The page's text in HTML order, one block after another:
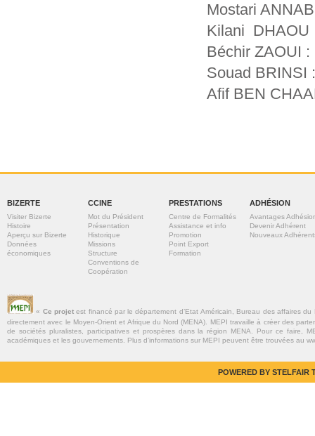
Mostari
Kilani DHAOU
Béchir ZAOUI :
Souad BRINSI
Afif BEN
BIZERTE
Visiter Bizerte
Histoire
Aperçu sur Bizerte
Données
économiques
CCINE
Mot du Président
Présentation
Historique
Missions
Structure
Conventions de
Coopération
PRESTATIONS
Centre de Formalités
Assistance et info
Promotion
Point Export
Formation
ADHÉSION
Avantages
Devenir Adhérent
Nouveaux
« Ce projetest financé par le département d’Etat Américain, Bureau des affaires
directement avec le Moyen-Orient et Afrique du Nord (MENA). MEPI travaille à créer des
de sociétés pluralistes, participatives et prospères dans la région MENA. Pour ce faire,
académiques et les gouvernements. Plus d’informations sur MEPI peuvent être trouvées au
POWERED BY STELFAIR